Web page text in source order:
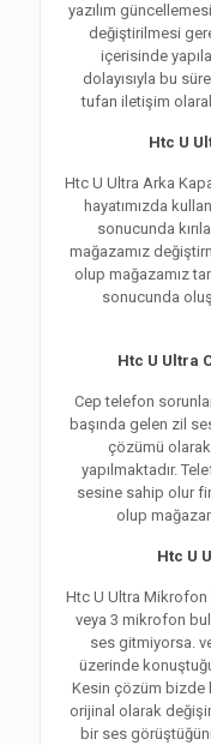
yazılım
değiştirilmesi
içerisinde
dolayısıyla bu
tufan iletişim
Htc U
Htc U Ultra Arka
hayatımızda
sonucunda
mağazamız
olup mağazamız
sonucunda
Htc U Ultra
Cep telefon
başında gelen zil
çözümü
yapılmaktadır.
sesine sahip olur
olup
Htc U
Htc U Ultra Mikrofon
veya 3 mikrofon
ses gitmiyorsa.
üzerinde
Kesin çözüm bizde
orijinal olarak
bir ses